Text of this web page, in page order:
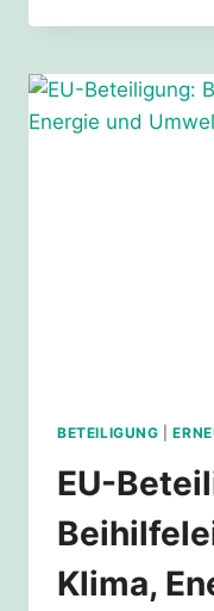
IST
BETEILIGUNG |
EU-
Klima,